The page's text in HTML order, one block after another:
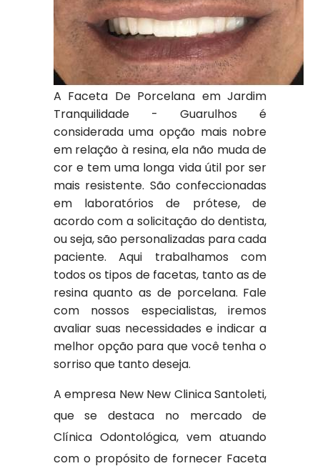
A Faceta De Porcelana em Jardim
Tranquilidade - Guarulhos é
considerada uma opção mais nobre
em relação à resina, ela não muda de
cor e tem uma longa vida útil por ser
mais resistente. São confeccionadas
em laboratórios de prótese, de
acordo com a solicitação do dentista,
ou seja, são personalizadas para cada
paciente. Aqui trabalhamos com
todos os tipos de facetas, tanto as de
resina quanto as de porcelana. Fale
com nossos especialistas, iremos
avaliar suas necessidades e indicar a
melhor opção para que você tenha o
sorriso que tanto deseja.
A empresa New New Clinica Santoleti,
que se destaca no mercado de
Clínica Odontológica, vem atuando
com o propósito de fornecer Faceta